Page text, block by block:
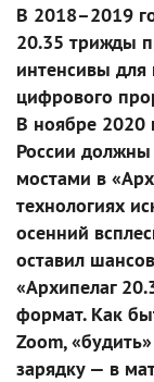
В 2018–2019
20.35 трижды
интенсивы для
цифрового
В ноябре 2020
России
мостами в
технологиях
осенний
оставил
«Архипелаг
формат. Как
Zoom,
зарядку — в